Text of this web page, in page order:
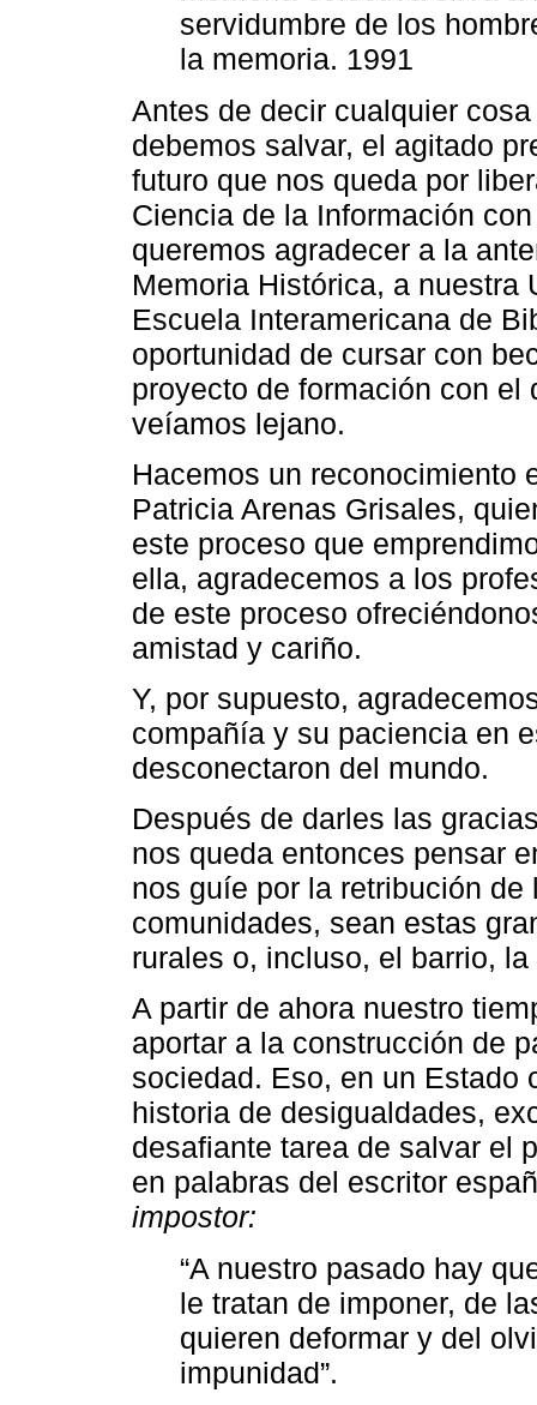
servidumbre de los
la memoria. 1991
Antes de decir cualquier
debemos salvar, el agitado
futuro que nos queda por
Ciencia de la Información
queremos agradecer a la
Memoria Histórica, a nuestra
Escuela Interamericana de
oportunidad de cursar con
proyecto de formación con el
veíamos lejano.
Hacemos un reconocimiento
Patricia Arenas Grisales,
este proceso que
ella, agradecemos a los
de este proceso
amistad y cariño.
Y, por supuesto,
compañía y su paciencia en
desconectaron del mundo.
Después de darles las
nos queda entonces pensar
nos guíe por la retribución
comunidades, sean estas
rurales o, incluso, el barrio,
A partir de ahora nuestro
aportar a la construcción de
sociedad. Eso, en un Estado
historia de desigualdades,
desafiante tarea de salvar el
en palabras del escritor
impostor:
“A nuestro pasado hay
le tratan de imponer, de
quieren deformar y del
impunidad”.